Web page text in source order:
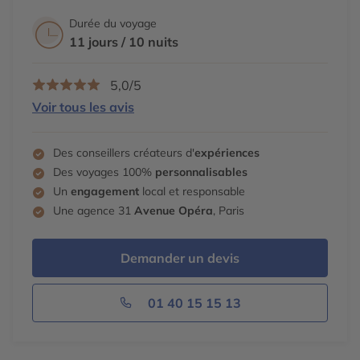
Durée du voyage
11 jours / 10 nuits
5,0/5
Voir tous les avis
Des conseillers créateurs d'expériences
Des voyages 100% personnalisables
Un engagement local et responsable
Une agence 31 Avenue Opéra, Paris
Demander un devis
01 40 15 15 13